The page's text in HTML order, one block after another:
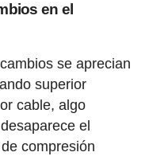
en el
se aprecian
superior
cable, algo
el
compresión